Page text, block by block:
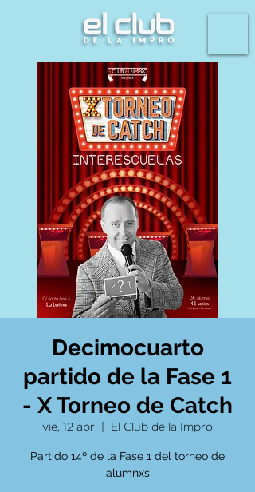
Decimocuarto
partido de la Fase 1
- X Torneo de Catch
vie, 12 abr El Club de la Impro
Partido 14º de la Fase 1 del torneo de
alumnxs